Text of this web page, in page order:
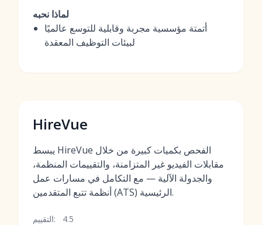
لماذا نحبه
أتمتة مؤسسية مجربة وقابلية للتوسع عالميًا
لبيئات التوظيف المعقدة
HireVue
يبسط HireVue الفحص بكميات كبيرة من خلال
مقابلات الفيديو غير المتزامنة، والتقييمات المنظمة،
والجدولة الآلية — مع التكامل في مسارات عمل
أنظمة تتبع المتقدمين (ATS) الرئيسية.
التقييم: 4.5